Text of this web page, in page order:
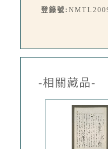
登錄號:
-相關藏品-